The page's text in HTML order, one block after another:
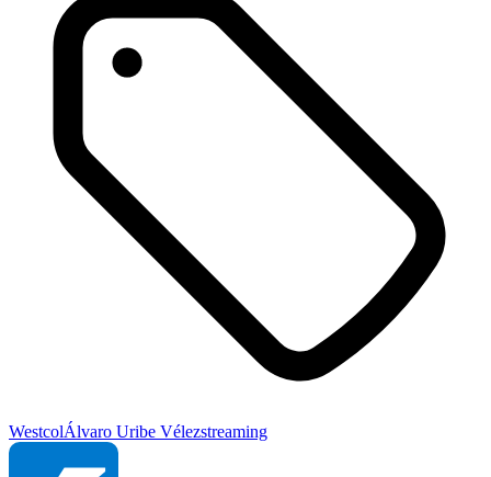
WestcolÁlvaro Uribe Vélezstreaming